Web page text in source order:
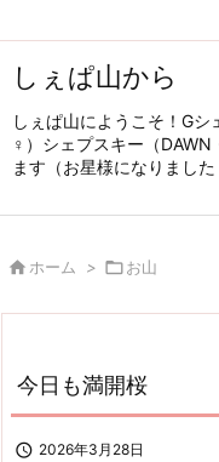
しぇぱ山から
しぇぱ山にようこそ！G
♀）シェプスキー（
ます（お星様になりまし
 ホーム > お山
今日も満開桜
 2026年3月28日